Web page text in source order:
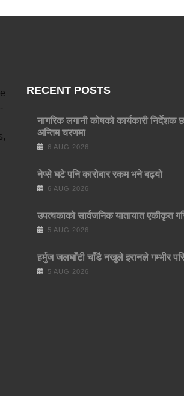
RECENT POSTS
नागरिक लगानी कोषको कार्यकारी निर्देशक
अन्तिम चरणमा
6 AUG 2026
नेप्से घटे पनि कारोबार रकम भने बढ्यो
6 AUG 2026
उपत्यकाको सार्वजनिक यातायात एकीकृत
5 AUG 2026
हर्मुज जलघाँटी चाँडै नखुले इरानले गम्भीर
5 AUG 2026